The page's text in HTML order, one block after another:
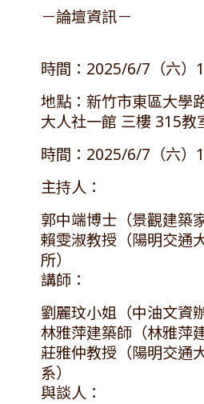
－論壇資訊－
時間：2025/6/7（六）
地點：新竹市東區大學
大人社一館 三樓 315教
時間：2025/6/7（六）
主持人：
郭中端博士（景觀建築家
賴雯淑教授（陽明交通
所）
講師：
劉麗玟小姐（中油文資
林雅萍建築師（林雅萍
莊雅仲教授（陽明交通
系）
與談人：